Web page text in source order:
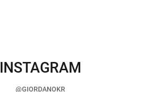
INSTAGRAM
@GIORDANOKR